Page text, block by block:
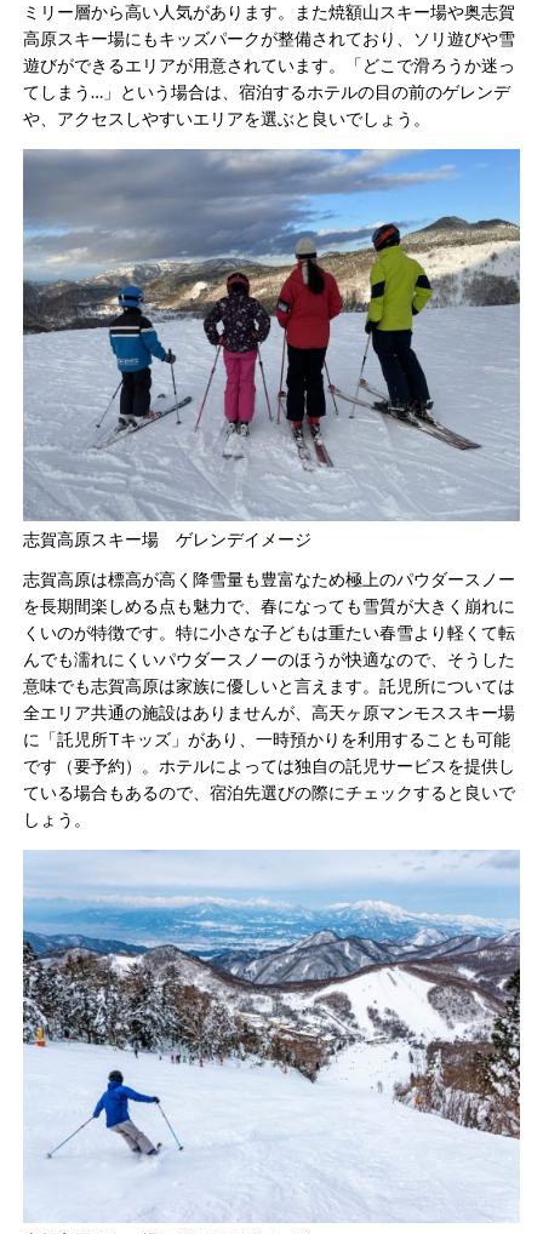
ミリー層から高い人気があります​。また焼額山スキー場や奥志賀
高原スキー場にもキッズパークが整備されており​、ソリ遊びや雪
遊びができるエリアが用意されています。「どこで滑ろうか迷っ
てしまう…」という場合は、宿泊するホテルの目の前のゲレンデ
や、アクセスしやすいエリアを選ぶと良いでしょう。
志賀高原スキー場 ゲレンデイメージ
志賀高原は標高が高く降雪量も豊富なため極上のパウダースノー
を長期間楽しめる点も魅力で、春になっても雪質が大きく崩れに
くいのが特徴です​。特に小さな子どもは重たい春雪より軽くて転
んでも濡れにくいパウダースノーのほうが快適なので、そうした
意味でも志賀高原は家族に優しいと言えます​。託児所については
全エリア共通の施設はありませんが、高天ヶ原マンモススキー場
に「託児所Tキッズ」があり、一時預かりを利用することも可能
です​（要予約）。ホテルによっては独自の託児サービスを提供し
ている場合もあるので、宿泊先選びの際にチェックすると良いで
しょう。